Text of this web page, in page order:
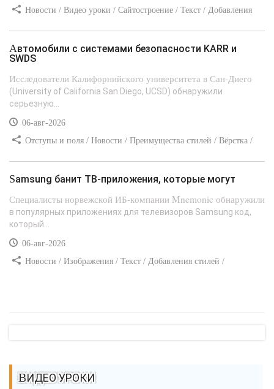
Новости / Видео уроки / Сайтостроение / Текст / Добавления
Автомобили с системами безопасности KARR и
SWDS
Исследователи Калифорнийского университета в Сан-Диего
(University of California San Diego, UCSD) обнаружили
серьезную...
06-авг-2026
Отступы и поля / Новости / Преимущества стилей / Вёрстка /
Samsung банит ТВ-приложения, которые могут
Специалисты норвежской ИБ-компании Mnemonic обнаружили
в популярных приложениях для телевизоров Samsung код,
который...
06-авг-2026
Новости / Изображения / Текст / Добавления стилей /
ВИДЕО УРОКИ